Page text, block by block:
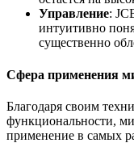
Управление:
интуитивно
существенно
Сфера применения
Благодаря своим
функциональности,
применение в самых